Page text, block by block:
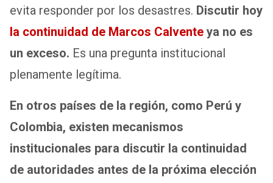
evita responder por los desastres. Discutir hoy
la continuidad de Marcos Calvente ya no es
un exceso. Es una pregunta institucional
plenamente legítima.
En otros países de la región, como Perú y
Colombia, existen mecanismos
institucionales para discutir la continuidad
de autoridades antes de la próxima elección